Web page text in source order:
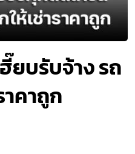
ยบรับจ้าง รถ
าคาถูก